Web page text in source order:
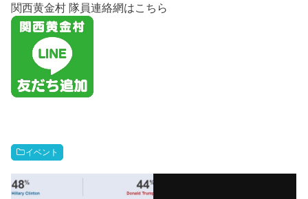
関西黄金村 隊員連絡網はこちら
イベント